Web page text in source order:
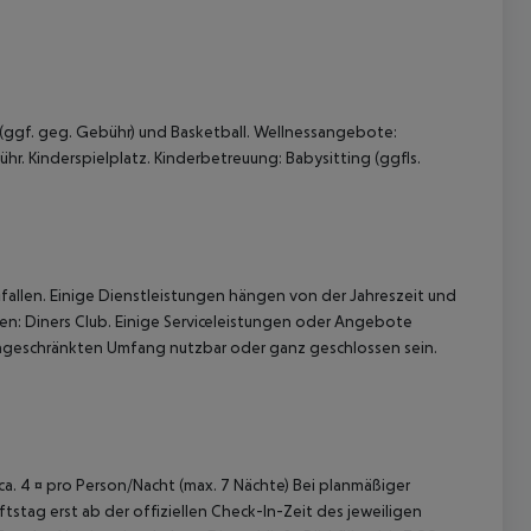
geg. Gebühr) und Basketball. Wellnessangebote:
Kinderspielplatz. Kinderbetreuung: Babysitting (ggfls.
Einige Dienstleistungen hängen von der Jahreszeit und
Diners Club. Einige Serviceleistungen oder Angebote
Umfang nutzbar oder ganz geschlossen sein.
4 ¤ pro Person/Nacht (max. 7 Nächte) Bei planmäßiger
erst ab der offiziellen Check-In-Zeit des jeweiligen